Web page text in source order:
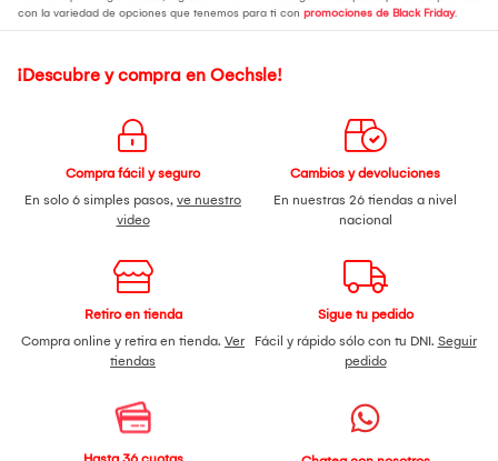
con la variedad de opciones que tenemos para ti con promociones de Black Friday.
¡Descubre y compra en Oechsle!
Compra fácil y seguro
En solo 6 simples pasos, ve nuestro
video
Cambios y devoluciones
En nuestras 26 tiendas a nivel
nacional
Retiro en tienda
Compra online y retira en tienda. Ver
tiendas
Sigue tu pedido
Fácil y rápido sólo con tu DNI. Seguir
pedido